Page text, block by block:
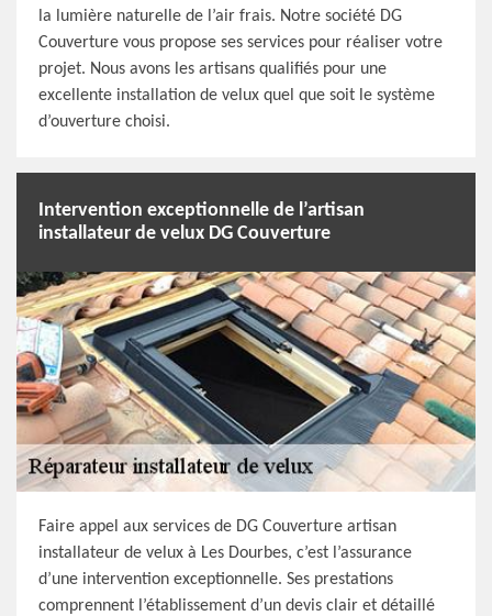
la lumière naturelle de l’air frais. Notre société DG
Couverture vous propose ses services pour réaliser votre
projet. Nous avons les artisans qualifiés pour une
excellente installation de velux quel que soit le système
d’ouverture choisi.
Intervention exceptionnelle de l’artisan
installateur de velux DG Couverture
Faire appel aux services de DG Couverture artisan
installateur de velux à Les Dourbes, c’est l’assurance
d’une intervention exceptionnelle. Ses prestations
comprennent l’établissement d’un devis clair et détaillé